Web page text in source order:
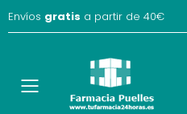
Envíos gratis a partir de 40€
Toggle